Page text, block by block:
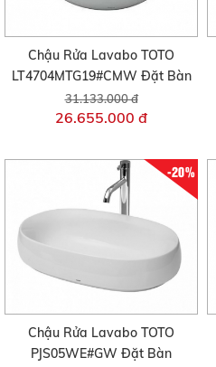
Chậu Rửa Lavabo TOTO
LT4704MTG19#CMW Đặt Bàn
31.133.000 đ
26.655.000 đ
-20%
Chậu Rửa Lavabo TOTO
PJS05WE#GW Đặt Bàn